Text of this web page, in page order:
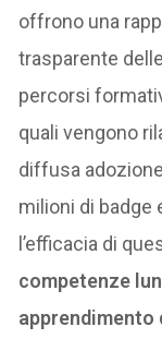
offrono una
trasparente
percorsi
quali vengono
diffusa
milioni di badge
l’efficacia di
competenze
apprendimento